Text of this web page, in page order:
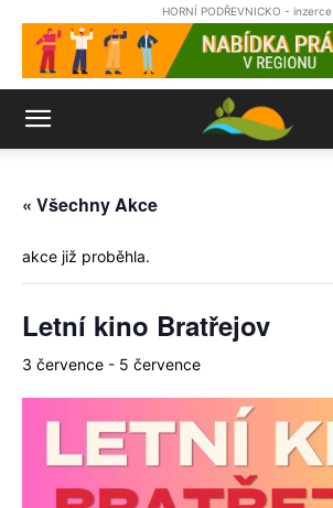
HORNÍ PODŘEVNICKO - inzerce
« Všechny Akce
akce již proběhla.
Letní kino Bratřejov
3 července - 5 července